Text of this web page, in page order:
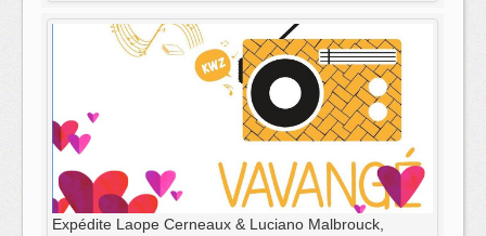
Expédite Laope Cerneaux & Luciano Malbrouck,